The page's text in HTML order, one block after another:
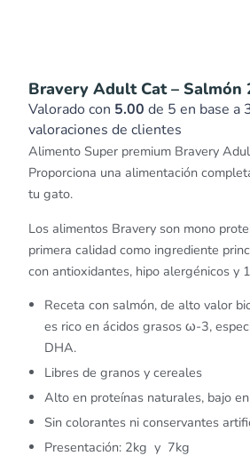
Bravery Adult Cat – Salmón
Valorado con 5.00 de 5 en base a
valoraciones de clientes
Alimento Super premium Bravery
Proporciona una alimentación
tu gato.
Los alimentos Bravery son mono
primera calidad como ingrediente
con antioxidantes, hipo alergénicos y
Receta con salmón, de alto valor
es rico en ácidos grasos ω-3,
DHA.
Libres de granos y cereales
Alto en proteínas naturales, bajo
Sin colorantes ni conservantes
Presentación: 2kg y 7kg